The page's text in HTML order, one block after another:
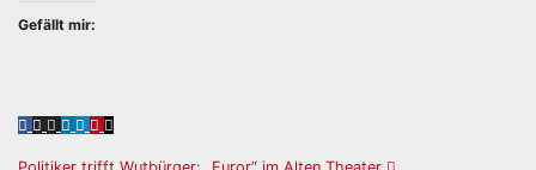
Gefällt mir: